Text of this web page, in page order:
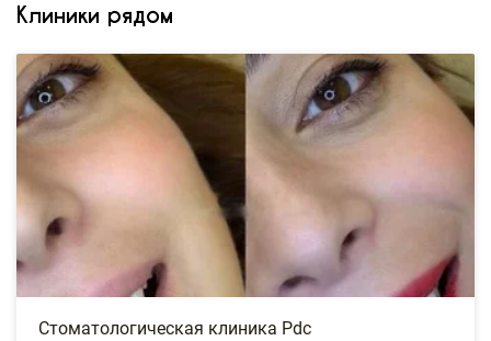
Клиники рядом
Стоматологическая клиника Pdc